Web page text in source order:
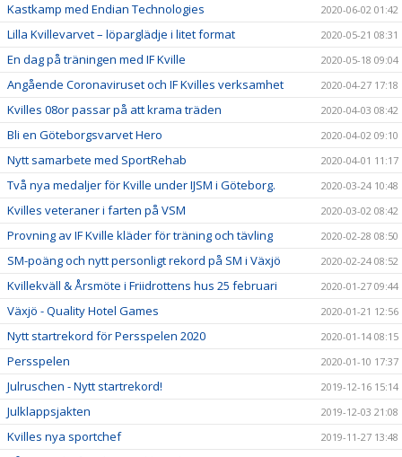
Kastkamp med Endian Technologies 2020-06-02 01:42
Lilla Kvillevarvet – löparglädje i litet format 2020-05-21 08:31
En dag på träningen med IF Kville 2020-05-18 09:04
Angående Coronaviruset och IF Kvilles verksamhet 2020-04-27 17:18
Kvilles 08or passar på att krama träden 2020-04-03 08:42
Bli en Göteborgsvarvet Hero 2020-04-02 09:10
Nytt samarbete med SportRehab 2020-04-01 11:17
Två nya medaljer för Kville under IJSM i Göteborg. 2020-03-24 10:48
Kvilles veteraner i farten på VSM 2020-03-02 08:42
Provning av IF Kville kläder för träning och tävling 2020-02-28 08:50
SM-poäng och nytt personligt rekord på SM i Växjö 2020-02-24 08:52
Kvillekväll & Årsmöte i Friidrottens hus 25 februari 2020-01-27 09:44
Växjö - Quality Hotel Games 2020-01-21 12:56
Nytt startrekord för Persspelen 2020 2020-01-14 08:15
Persspelen 2020-01-10 17:37
Julruschen - Nytt startrekord! 2019-12-16 15:14
Julklappsjakten 2019-12-03 21:08
Kvilles nya sportchef 2019-11-27 13:48